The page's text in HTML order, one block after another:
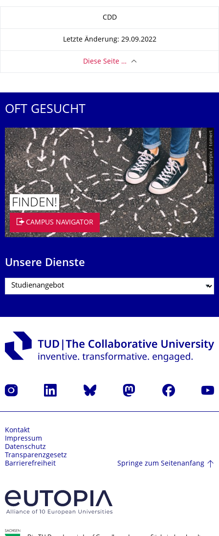
CDD
Letzte Änderung: 29.09.2022
Diese Seite …
OFT GESUCHT
© Smarterpix / tomert
FINDEN!
CAMPUS NAVIGATOR
Unsere Dienste
Instagram LinkedIn Bluesky Mastodon Facebook
Kontakt
Impressum
Datenschutz
Transparenzgesetz
Barrierefreiheit
Springe zum Seitenanfang